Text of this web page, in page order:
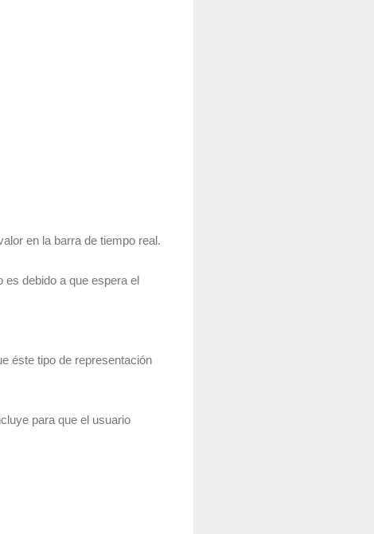
en la barra de tiempo real.
debido a que espera el
éste tipo de representación
para que el usuario